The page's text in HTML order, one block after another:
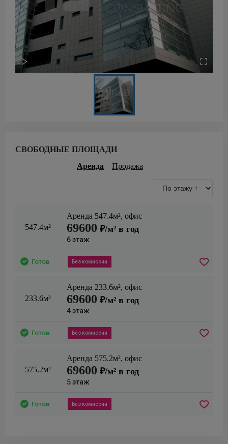
СВОБОДНЫЕ ПЛОЩАДИ
Аренда
Продажа
547.4м²
Аренда 547.4м², офис
69600 ₽/м² в год
6этаж
Готов Без комиссии
233.6м²
Аренда 233.6м², офис
69600 ₽/м² в год
4этаж
Готов Без комиссии
575.2м²
Аренда 575.2м², офис
69600 ₽/м² в год
5этаж
Готов Без комиссии